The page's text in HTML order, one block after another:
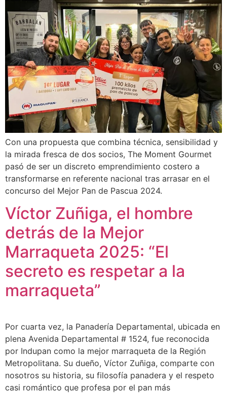
Con una propuesta que combina técnica, sensibilidad y
la mirada fresca de dos socios, The Moment Gourmet
pasó de ser un discreto emprendimiento costero a
transformarse en referente nacional tras arrasar en el
concurso del Mejor Pan de Pascua 2024.
Víctor Zuñiga, el hombre
detrás de la Mejor
Marraqueta 2025: “El
secreto es respetar a la
marraqueta”
Por cuarta vez, la Panadería Departamental, ubicada en
plena Avenida Departamental # 1524, fue reconocida
por Indupan como la mejor marraqueta de la Región
Metropolitana. Su dueño, Víctor Zuñiga, comparte con
nosotros su historia, su filosofía panadera y el respeto
casi romántico que profesa por el pan más